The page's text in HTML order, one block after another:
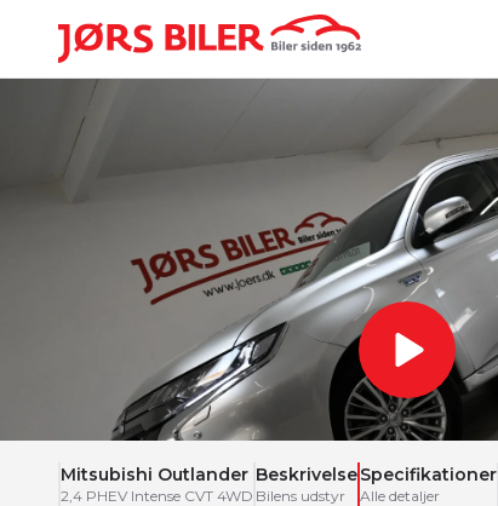
Mitsubishi Outlander
2,4 PHEV Intense CVT 4WD
Beskrivelse
Bilens udstyr
Specifikationer
Alle detaljer